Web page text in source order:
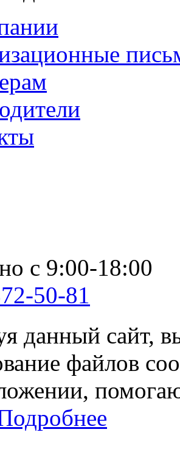
с 9:00-18:00
50-81
данный сайт,
файлов